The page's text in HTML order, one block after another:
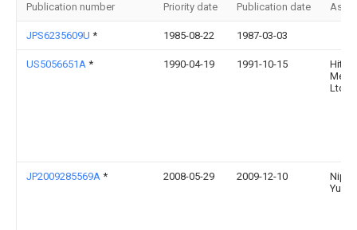
Publication number Priority date Publication date
JPS6235609U * 1985-08-22 1987-03-03
US5056651A * 1990-04-19 1991-10-15
Ltd.
JP2009285569A * 2008-05-29 2009-12-10